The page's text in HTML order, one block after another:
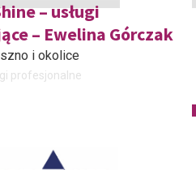
– usługi
– Ewelina Górczak
i okolice
profesjonalne